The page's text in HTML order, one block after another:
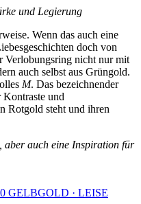
und Legierung
Wenn das auch eine
doch von
Verlobungsring nicht nur mit
auch selbst aus Grüngold.
M. Das bezeichnender
und
Rotgold steht und ihren
aber auch eine Inspiration für
GELBGOLD · LEISE